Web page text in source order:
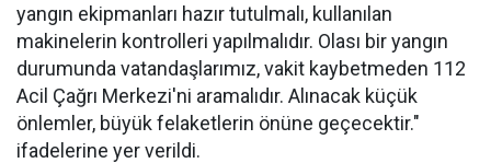
yangın ekipmanları hazır tutulmalı, kullanılan
makinelerin kontrolleri yapılmalıdır. Olası bir yangın
durumunda vatandaşlarımız, vakit kaybetmeden 112
Acil Çağrı Merkezi'ni aramalıdır. Alınacak küçük
önlemler, büyük felaketlerin önüne geçecektir."
ifadelerine yer verildi.